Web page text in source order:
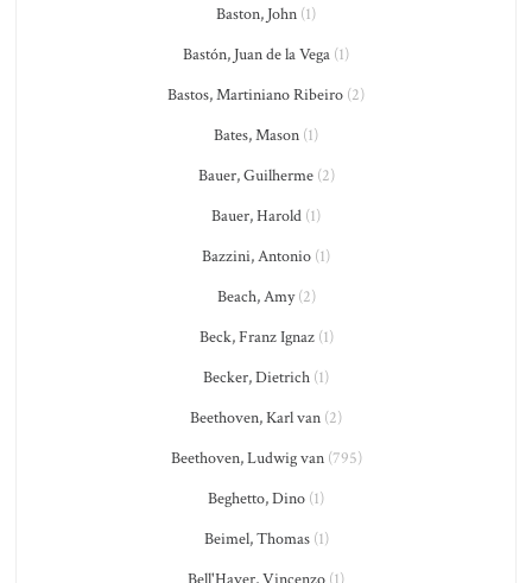
Baston, John (1)
Bastón, Juan de la Vega (1)
Bastos, Martiniano Ribeiro (2)
Bates, Mason (1)
Bauer, Guilherme(2)
Bauer, Harold (1)
Bazzini, Antonio (1)
Beach, Amy(2)
Beck, Franz Ignaz(1)
Becker, Dietrich (1)
Beethoven, Karl van (2)
Beethoven, Ludwig van(795)
Beghetto, Dino (1)
Beimel, Thomas(1)